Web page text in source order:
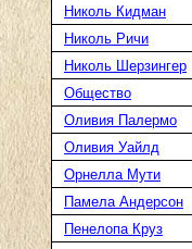
Николь Кидман
Николь Ричи
Николь Шерзингер
Общество
Оливия Палермо
Оливия Уайлд
Орнелла Мути
Памела Андерсон
Пенелопа Круз